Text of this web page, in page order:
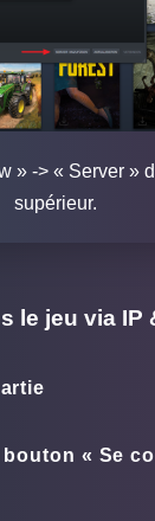
» -> « Server »
supérieur.
le jeu via IP
« Se